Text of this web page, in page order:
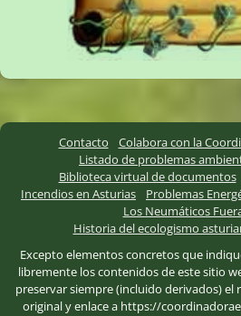
Contacto Colabora con la
Listado de problemas
Biblioteca virtual de documentos
Incendios en Asturias
Problemas
Los Neumáticos
Historia del ecologismo
Excepto elementos concretos que
libremente los contenidos de este sitio
preservar siempre (incluido derivados)
original y enlace a https://